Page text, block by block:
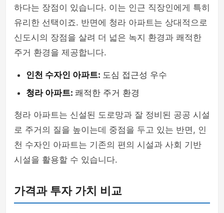
하다는 장점이 있습니다. 이는 인근 직장인에게 특히
유리한 선택이죠. 반면에 청라 아파트는 상대적으로
신도시의 장점을 살려 더 넓은 녹지 환경과 쾌적한
주거 환경을 제공합니다.
인천 수자인 아파트: 도심 접근성 우수
청라 아파트: 쾌적한 주거 환경
청라 아파트는 신설된 도로망과 잘 정비된 공공 시설
로 주거의 질을 높이는데 중점을 두고 있는 반면, 인
천 수자인 아파트는 기존의 편의 시설과 사회 기반
시설을 활용할 수 있습니다.
가격과 투자 가치 비교